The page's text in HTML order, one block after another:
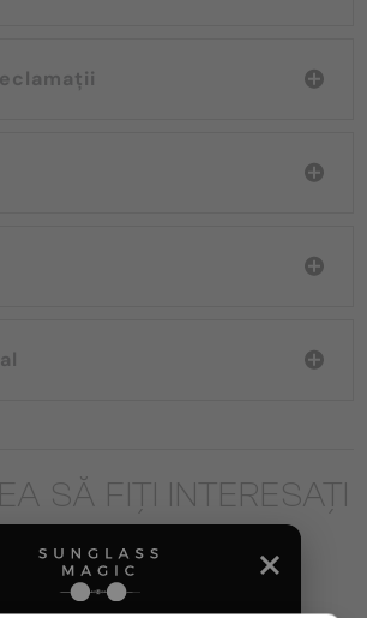
SĂ FIȚI INTERESAȚI